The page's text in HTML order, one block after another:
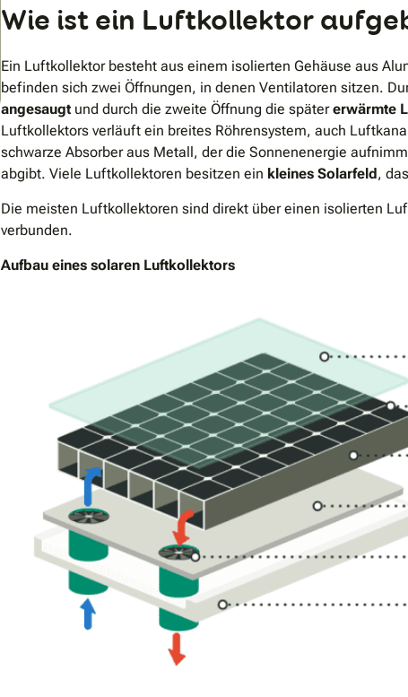
Wie ist ein Luftkollektor
Ein Luftkollektor besteht aus einem isolierten Gehäuse aus
befinden sich zwei Öffnungen, in denen Ventilatoren sitzen.
angesaugt und durch die zweite Öffnung die spätererwärmte
Luftkollektors verläuft ein breites Röhrensystem, auch
schwarze Absorber aus Metall, der die Sonnenenergie
abgibt. Viele Luftkollektoren besitzen ein kleines Solarfeld,
Die meisten Luftkollektoren sind direkt über einen isolierten
verbunden.
Aufbau eines solaren Luftkollektors